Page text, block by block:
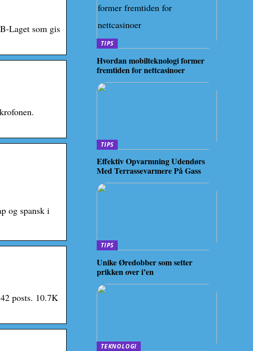
Laget som gis
og spansk i
posts. 10.7K
TIPS
Hvordan mobilteknologi former
fremtiden for nettcasinoer
TIPS
Effektiv Opvarmning Udendørs
Med Terrassevarmere På Gass
TIPS
Unike Øredobber som setter
prikken over i’en
TEKNOLOGI